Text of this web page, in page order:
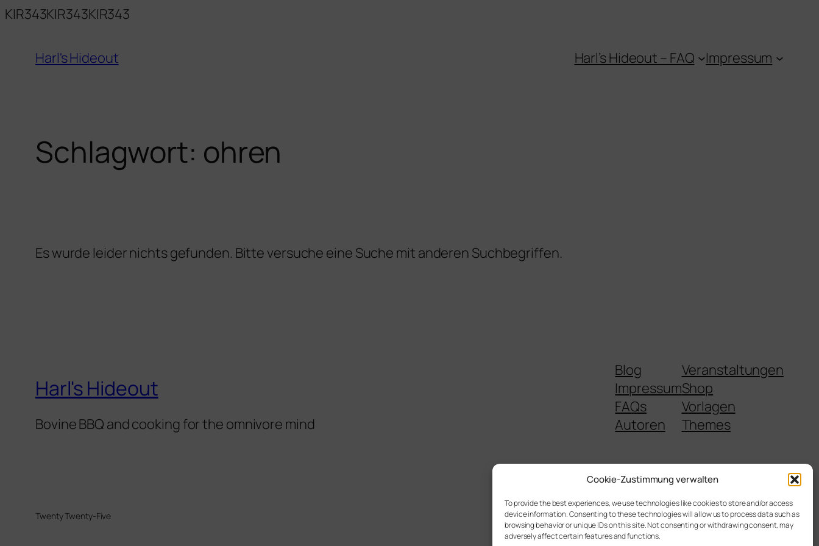
Cookie-Zustimmung verwalten
To provide the best experiences, we use technologies like cookies to store and/or access
device information. Consenting to these technologies will allow us to process data such as
browsing behavior or unique IDs on this site. Not consenting or withdrawing consent, may
adversely affect certain features and functions.
KIR343KIR343KIR343
Harl's Hideout Harl’s Hideout – FAQ Impressum
Schlagwort: ohren
Es wurde leider nichts gefunden. Bitte versuche eine Suche mit anderen Suchbegriffen.
Harl's Hideout
Bovine BBQ and cooking for the omnivore mind
Blog
Impressum
FAQs
Autoren
Veranstaltungen
Shop
Vorlagen
Themes
Twenty Twenty-Five Gestaltet mitWordPress